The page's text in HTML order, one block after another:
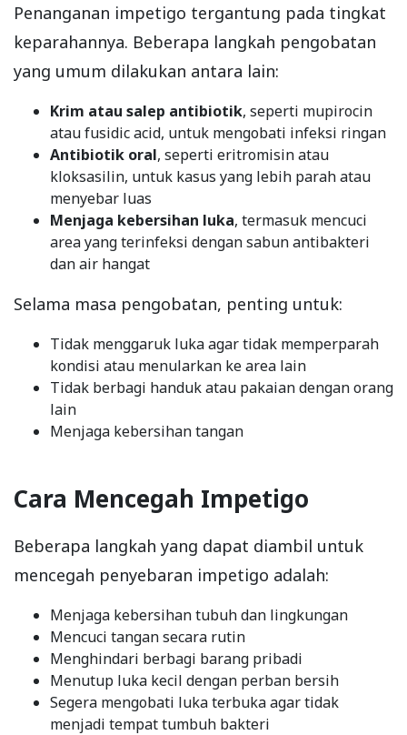
Penanganan impetigo tergantung pada tingkat
keparahannya. Beberapa langkah pengobatan
yang umum dilakukan antara lain:
Krim atau salep antibiotik, seperti mupirocin
atau fusidic acid, untuk mengobati infeksi ringan
Antibiotik oral, seperti eritromisin atau
kloksasilin, untuk kasus yang lebih parah atau
menyebar luas
Menjaga kebersihan luka, termasuk mencuci
area yang terinfeksi dengan sabun antibakteri
dan air hangat
Selama masa pengobatan, penting untuk:
Tidak menggaruk luka agar tidak memperparah
kondisi atau menularkan ke area lain
Tidak berbagi handuk atau pakaian dengan orang
lain
Menjaga kebersihan tangan
Cara Mencegah Impetigo
Beberapa langkah yang dapat diambil untuk
mencegah penyebaran impetigo adalah:
Menjaga kebersihan tubuh dan lingkungan
Mencuci tangan secara rutin
Menghindari berbagi barang pribadi
Menutup luka kecil dengan perban bersih
Segera mengobati luka terbuka agar tidak
menjadi tempat tumbuh bakteri